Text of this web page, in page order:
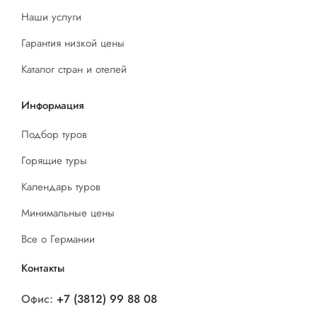
Наши услуги
Гарантия низкой цены
Каталог стран и отелей
Информация
Подбор туров
Горящие туры
Календарь туров
Минимальные цены
Все о Германии
Контакты
Офис: +7 (3812) 99 88 08